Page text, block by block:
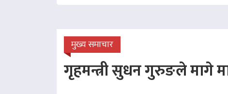
मुख्य समाचार
गृहमन्त्री सुधन गुरुङले मागे